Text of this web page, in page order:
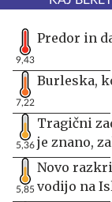
9,43
Predor in
7,22
Burleska,
5,36
Tragični
je znano,
5,85
Novo
vodijo na